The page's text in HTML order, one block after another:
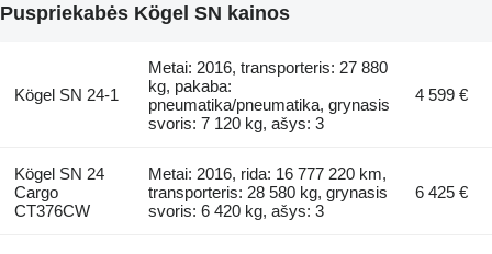
Puspriekabės Kögel SN kainos
Kögel SN 24-1
Metai: 2016, transporteris: 27 880
kg, pakaba:
pneumatika/pneumatika, grynasis
svoris: 7 120 kg, ašys: 3
4 599 €
Kögel SN 24
Cargo
CT376CW
Metai: 2016, rida: 16 777 220 km,
transporteris: 28 580 kg, grynasis
svoris: 6 420 kg, ašys: 3
6 425 €